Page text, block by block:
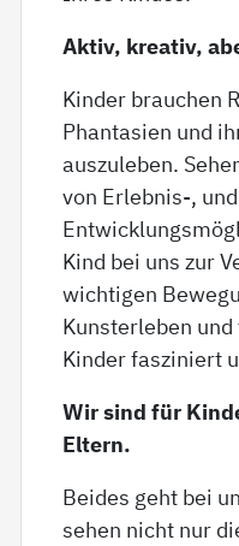
Aktiv, kreativ,
Kinder brauchen
Phantasien und
auszuleben.
von Erlebnis-, und
Kind bei uns zur
wichtigen
Kunsterleben
Kinder fasziniert
Wir sind für
Eltern.
Beides geht bei
sehen nicht nur